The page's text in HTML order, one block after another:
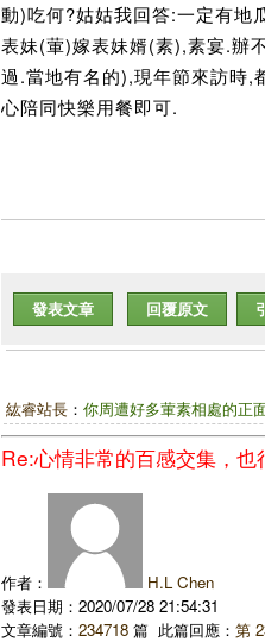
動)吃何?姑姑我回答:一定有地
表妹(葷)嫁表妹婿(素),素宴.辦
過.當地有名的),現年節來訪時,
心陪同快樂用餐即可.
發表文章 回覆原文
紘睿站長 ： 你周遭好多葷素相處的正
Re:心情非常的百感交集，也
作者：
H.L Chen
發表日期：2020/07/28 21:54:31
文章編號： 234718 篇 此篇回應： 第